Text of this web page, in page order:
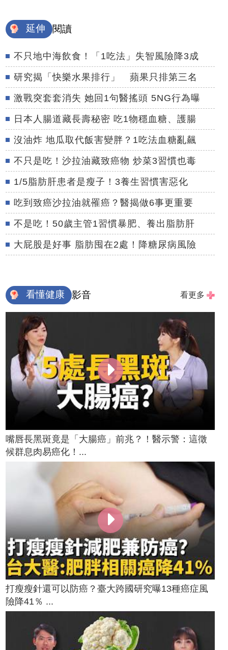
延伸 閱讀
不只地中海飲食！「1吃法」失智風險降3成
研究揭「快樂水果排行」 蘋果只排第三名
激戰突套套消失 她回1句醫搖頭 5NG行為曝
日本人腸道藏長壽秘密 吃1物穩血糖、護腸
沒油炸 地瓜取代飯害變胖？1吃法血糖亂飆
不只是吃！沙拉油藏致癌物 炒菜3習慣也毒
1/5脂肪肝患者是瘦子！3養生習慣害惡化
吃到致癌沙拉油就罹癌？醫揭做6事更重要
不是吃！50歲主管1習慣暴肥、養出脂肪肝
大屁股是好事 脂肪囤在2處！降糖尿病風險
看懂健康 影音 看更多
嘴唇長黑斑竟是「大腸癌」前兆？！醫示警：這徵
候群息肉易癌化！...
打瘦瘦針還可以防癌？臺大跨國研究曝13種癌症風
險降41％ ...